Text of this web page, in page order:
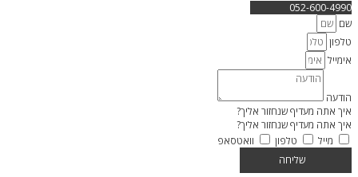
052-600-4990
שם
טלפון
אימייל
הודעה
איך אתה מעדיף שנחזור אליך?
איך אתה מעדיף שנחזור אליך?
מייל
טלפון
וואטסאפ
שליחה